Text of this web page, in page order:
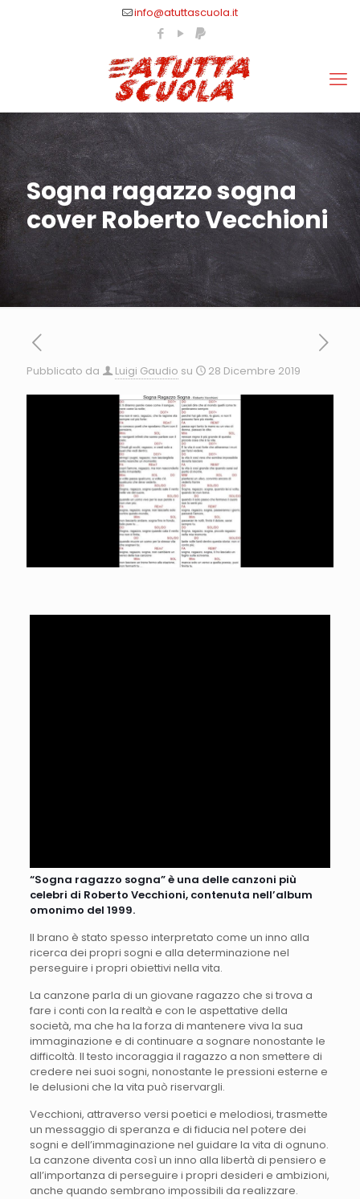
info@atuttascuola.it
Sogna ragazzo sogna
cover Roberto Vecchioni
Pubblicato da Luigi Gaudio su 28 Dicembre 2019
“Sogna ragazzo sogna” è una delle canzoni più
celebri di Roberto Vecchioni, contenuta nell’album
omonimo del 1999.
Il brano è stato spesso interpretato come un inno alla
ricerca dei propri sogni e alla determinazione nel
perseguire i propri obiettivi nella vita.
La canzone parla di un giovane ragazzo che si trova a
fare i conti con la realtà e con le aspettative della
società, ma che ha la forza di mantenere viva la sua
immaginazione e di continuare a sognare nonostante le
difficoltà. Il testo incoraggia il ragazzo a non smettere di
credere nei suoi sogni, nonostante le pressioni esterne e
le delusioni che la vita può riservargli.
Vecchioni, attraverso versi poetici e melodiosi, trasmette
un messaggio di speranza e di fiducia nel potere dei
sogni e dell’immaginazione nel guidare la vita di ognuno.
La canzone diventa così un inno alla libertà di pensiero e
all’importanza di perseguire i propri desideri e ambizioni,
anche quando sembrano impossibili da realizzare.